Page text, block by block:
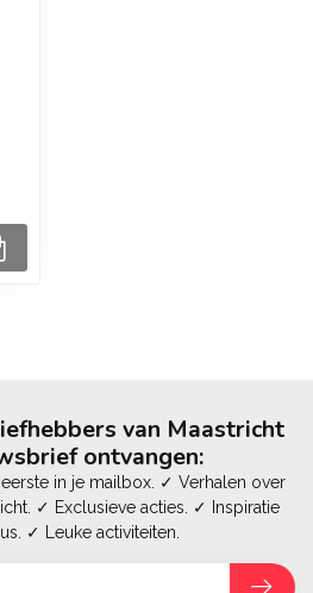
van Maastricht
ontvangen:
in je mailbox. ✓ Verhalen over
✓ Exclusieve acties. ✓ Inspiratie
✓ Leuke activiteiten.